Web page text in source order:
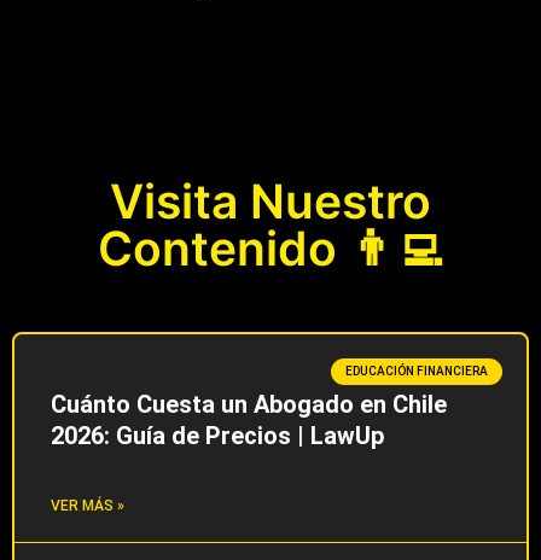
Visita Nuestro
Contenido 👨‍💻
EDUCACIÓN FINANCIERA
Cuánto Cuesta un Abogado en Chile
2026: Guía de Precios | LawUp
VER MÁS »